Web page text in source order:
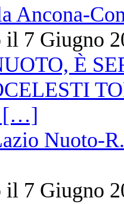
Ancona-
il 7 Giugno
Nuoto-
il 7 Giugno